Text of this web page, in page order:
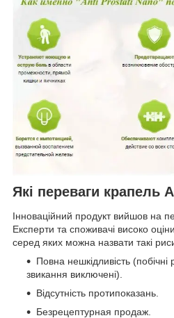
Які переваги крапель
Інноваційний продукт вийшов на
Експерти та споживачі високо
серед яких можна назвати такі
Повна нешкідливість (побічні
звикання виключені).
Відсутність протипоказань.
Безрецептурная продаж.